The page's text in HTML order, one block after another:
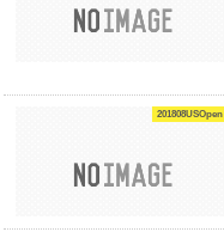
201808USOpen